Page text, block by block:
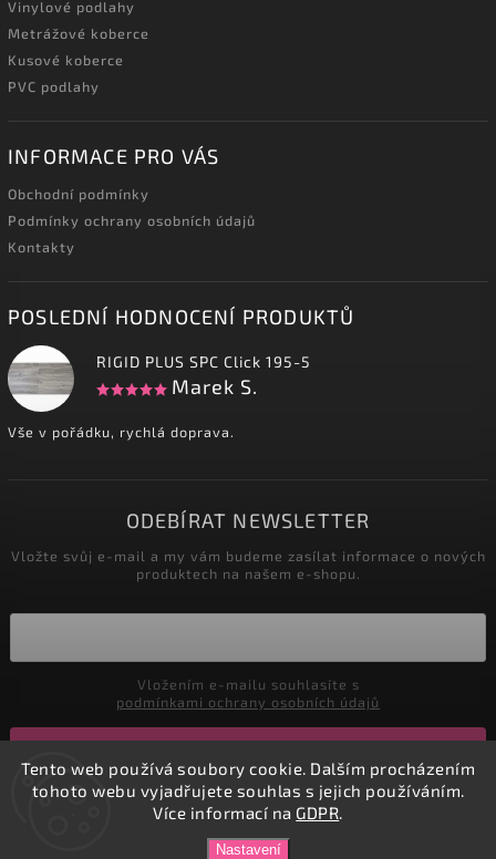
Tento web používá soubory cookie. Dalším procházením
tohoto webu vyjadřujete souhlas s jejich používáním.
Více informací na GDPR.
Nastavení
Vinylové podlahy
Metrážové koberce
Kusové koberce
PVC podlahy
INFORMACE PRO VÁS
Obchodní podmínky
Podmínky ochrany osobních údajů
Kontakty
POSLEDNÍ HODNOCENÍ PRODUKTŮ
RIGID PLUS SPC Click 195-5
Marek S.
Vše v pořádku, rychlá doprava.
ODEBÍRAT NEWSLETTER
Vložte svůj e-mail a my vám budeme zasílat informace o nových
produktech na našem e-shopu.
podmínkami ochrany osobních údajů
DADATEX E-shop. Všechna práva vyhrazena.